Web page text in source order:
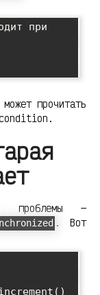
при
прочитать
проблемы —
. Вот